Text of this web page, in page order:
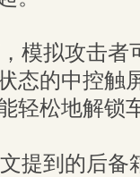
模拟攻击者
态的中控触
轻松地解锁
提到的后